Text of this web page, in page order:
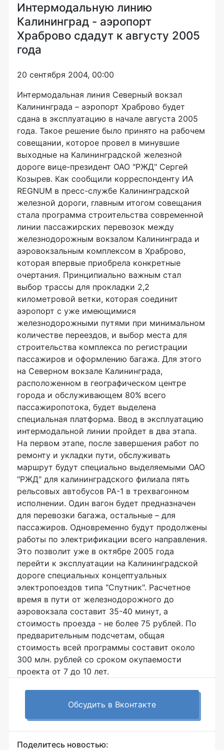
Интермодальную линию
Калининград - аэропорт
Храброво сдадут к августу 2005
года
20 сентября 2004, 00:00
Интермодальная линия Северный вокзал
Калининграда – аэропорт Храброво будет
сдана в эксплуатацию в начале августа 2005
года. Такое решение было принято на рабочем
совещании, которое провел в минувшие
выходные на Калининградской железной
дороге вице-президент ОАО "РЖД" Сергей
Козырев. Как сообщили корреспонденту ИА
REGNUM в пресс-службе Калининградской
железной дороги, главным итогом совещания
стала программа строительства современной
линии пассажирских перевозок между
железнодорожным вокзалом Калининграда и
аэровокзальным комплексом в Храброво,
которая впервые приобрела конкретные
очертания. Принципиально важным стал
выбор трассы для прокладки 2,2
километровой ветки, которая соединит
аэропорт с уже имеющимися
железнодорожными путями при минимальном
количестве переездов, и выбор места для
строительства комплекса по регистрации
пассажиров и оформлению багажа. Для этого
на Северном вокзале Калининграда,
расположенном в географическом центре
города и обслуживающем 80% всего
пассажиропотока, будет выделена
специальная платформа. Ввод в эксплуатацию
интермодальной линии пройдет в два этапа.
На первом этапе, после завершения работ по
ремонту и укладки пути, обслуживать
маршрут будут специально выделяемыми ОАО
"РЖД" для калининградского филиала пять
рельсовых автобусов РА-1 в трехвагонном
исполнении. Один вагон будет предназначен
для перевозки багажа, остальные – для
пассажиров. Одновременно будут продолжены
работы по электрификации всего направления.
Это позволит уже в октябре 2005 года
перейти к эксплуатации на Калининградской
дороге специальных концептуальных
электропоездов типа "Спутник". Расчетное
время в пути от железнодорожного до
аэровокзала составит 35-40 минут, а
стоимость проезда - не более 75 рублей. По
предварительным подсчетам, общая
стоимость всей программы составит около
300 млн. рублей со сроком окупаемости
проекта от 7 до 10 лет.
Обсудить в Вконтакте
Поделитесь новостью: